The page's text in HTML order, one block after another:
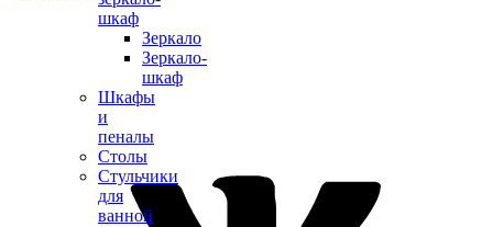
шкаф
Зеркало
Зеркало-
шкаф
Шкафы
и
пеналы
Столы
Стульчики
для
ванной